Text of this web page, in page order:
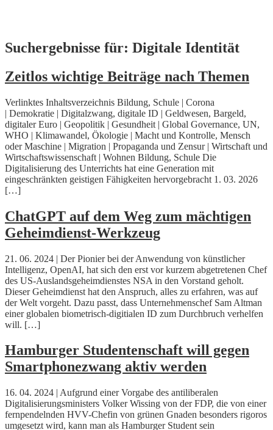
Skip
to
Suchergebnisse für: Digitale Identität
Zeitlos wichtige Beiträge nach Themen
Verlinktes Inhaltsverzeichnis Bildung, Schule | Corona
| Demokratie | Digitalzwang, digitale ID | Geldwesen, Bargeld,
digitaler Euro | Geopolitik | Gesundheit | Global Governance, UN,
WHO | Klimawandel, Ökologie | Macht und Kontrolle, Mensch
oder Maschine | Migration | Propaganda und Zensur | Wirtschaft und
Wirtschaftswissenschaft | Wohnen Bildung, Schule Die
Digitalisierung des Unterrichts hat eine Generation mit
eingeschränkten geistigen Fähigkeiten hervorgebracht 1. 03. 2026
[…]
ChatGPT auf dem Weg zum mächtigen
Geheimdienst-Werkzeug
21. 06. 2024 | Der Pionier bei der Anwendung von künstlicher
Intelligenz, OpenAI, hat sich den erst vor kurzem abgetretenen Chef
des US-Auslandsgeheimdienstes NSA in den Vorstand geholt.
Dieser Geheimdienst hat den Anspruch, alles zu erfahren, was auf
der Welt vorgeht. Dazu passt, dass Unternehmenschef Sam Altman
einer globalen biometrisch-digitialen ID zum Durchbruch verhelfen
will. […]
Hamburger Studentenschaft will gegen
Smartphonezwang aktiv werden
16. 04. 2024 | Aufgrund einer Vorgabe des antiliberalen
Digitalisierungsministers Volker Wissing von der FDP, die von einer
fernpendelnden HVV-Chefin von grünen Gnaden besonders rigoros
umgesetzt wird, kann man als Hamburger Student sein